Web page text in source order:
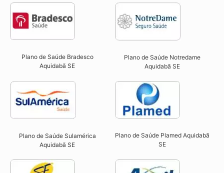
Plano de Saúde Bradesco
Aquidabã SE
Plano de Saúde Notredame
Aquidabã SE​
Plano de Saúde Sulamérica
Aquidabã SE
Plano de Saúde Plamed Aquidabã
SE​